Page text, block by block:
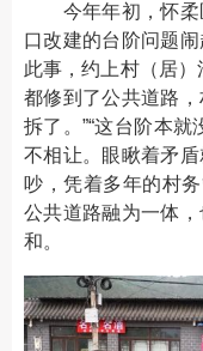
今年年初，怀柔
口改建的台阶问题
此事，约上村（居）
都修到了公共道路
拆了。”“这台阶本
不相让。眼瞅着矛
吵，凭着多年的村
公共道路融为一体
和。